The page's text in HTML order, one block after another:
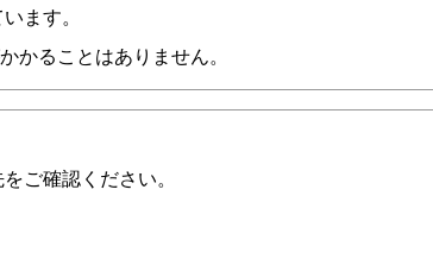
ます。
かることはありません。
ご確認ください。